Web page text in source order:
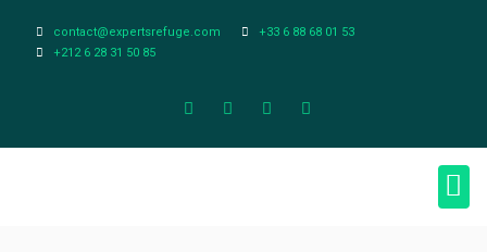
contact@expertsrefuge.com
+33 6 88 68 01 53
+212 6 28 31 50 85